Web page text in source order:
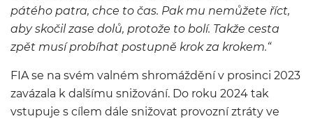
pátého patra, chce to čas. Pak mu nemůžete říct,
aby skočil zase dolů, protože to bolí. Takže cesta
zpět musí probíhat postupně krok za krokem.“
FIA se na svém valném shromáždění v prosinci 2023
zavázala k dalšímu snižování. Do roku 2024 tak
vstupuje s cílem dále snižovat provozní ztráty ve